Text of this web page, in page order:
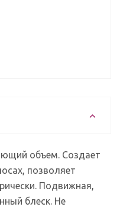
объем. Создает
позволяет
Подвижная,
блеск. Не